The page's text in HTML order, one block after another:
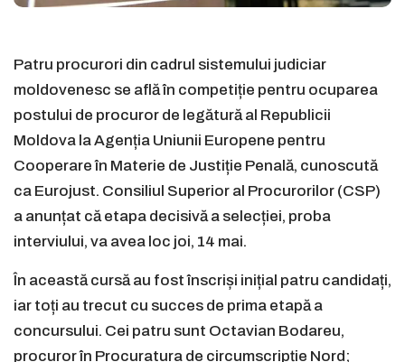
Patru procurori din cadrul sistemului judiciar
moldovenesc se află în competiție pentru ocuparea
postului de procuror de legătură al Republicii
Moldova la Agenția Uniunii Europene pentru
Cooperare în Materie de Justiție Penală, cunoscută
ca Eurojust. Consiliul Superior al Procurorilor (CSP)
a anunțat că etapa decisivă a selecției, proba
interviului, va avea loc joi, 14 mai.
În această cursă au fost înscriși inițial patru candidați,
iar toți au trecut cu succes de prima etapă a
concursului. Cei patru sunt Octavian Bodareu,
procuror în Procuratura de circumscripție Nord;